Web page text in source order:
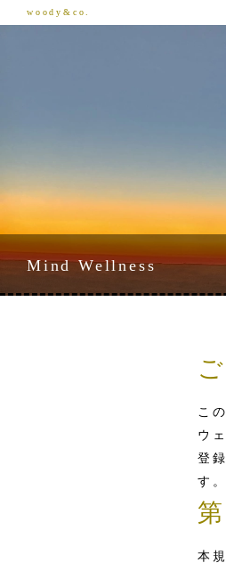
woody&co.
Mind Wellness
こ
ウ
登
す。
本